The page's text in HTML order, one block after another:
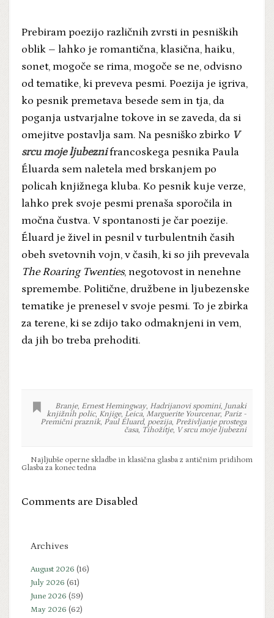
Prebiram poezijo različnih zvrsti in pesniških
oblik – lahko je romantična, klasična, haiku,
sonet, mogoče se rima, mogoče se ne, odvisno
od tematike, ki preveva pesmi. Poezija je igriva,
ko pesnik premetava besede sem in tja, da
poganja ustvarjalne tokove in se zaveda, da si
omejitve postavlja sam. Na pesniško zbirko V
srcu moje ljubeznifrancoskega pesnika Paula
Éluarda sem naletela med brskanjem po
policah knjižnega kluba. Ko pesnik kuje verze,
lahko prek svoje pesmi prenaša sporočila in
močna čustva. V spontanosti je čar poezije.
Éluard je živel in pesnil v turbulentnih časih
obeh svetovnih vojn, v časih, ki so jih prevevala
The Roaring Twenties, negotovost in nenehne
spremembe. Politične, družbene in ljubezenske
tematike je prenesel v svoje pesmi. To je zbirka
za terene, ki se zdijo tako odmaknjeni in vem,
da jih bo treba prehoditi.
Branje, Ernest Hemingway, Hadrijanovi spomini, Junaki
knjižnih polic, Knjige, Leica, Marguerite Yourcenar, Pariz -
Premični praznik, Paul Éluard, poezija, Preživljanje prostega
časa, Tihožitje, V srcu moje ljubezni
Najljubše operne skladbe in klasična glasba z antičnim pridihom
Glasba za konec tedna
Comments are Disabled
Archives
August 2026 (16)
July 2026 (61)
June 2026 (59)
May 2026 (62)